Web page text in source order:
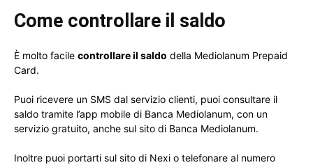
Come controllare il saldo
È molto facile controllare il saldo della Mediolanum Prepaid
Card.
Puoi ricevere un SMS dal servizio clienti, puoi consultare il
saldo tramite l’app mobile di Banca Mediolanum, con un
servizio gratuito, anche sul sito di Banca Mediolanum.
Inoltre puoi portarti sul sito di Nexi o telefonare al numero